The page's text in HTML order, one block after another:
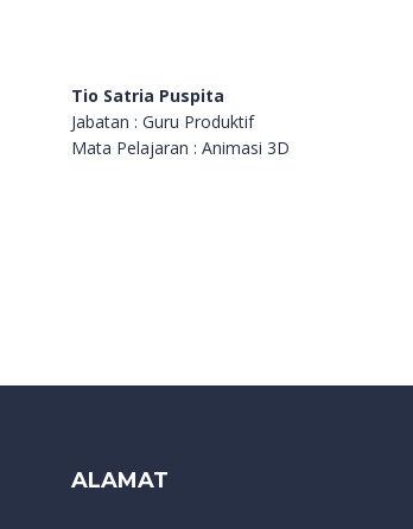
Tio Satria Puspita
Jabatan : Guru Produktif
Mata Pelajaran : Animasi 3D
ALAMAT